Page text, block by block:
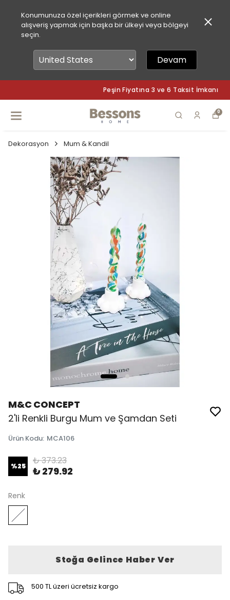
Konumunuza özel içerikleri görmek ve online
alışveriş yapmak için başka bir ülkeyi veya bölgeyi
seçin.
Devam
Peşin Fiyatına 3 ve 6 Taksit İmkanı
0
Dekorasyon Mum & Kandil
M&C CONCEPT
2'li Renkli Burgu Mum ve Şamdan Seti
Ürün Kodu: MCA106
%25 ₺ 373.23
₺ 279.92
Renk
Stoğa Gelince Haber Ver
500 TL üzeri ücretsiz kargo